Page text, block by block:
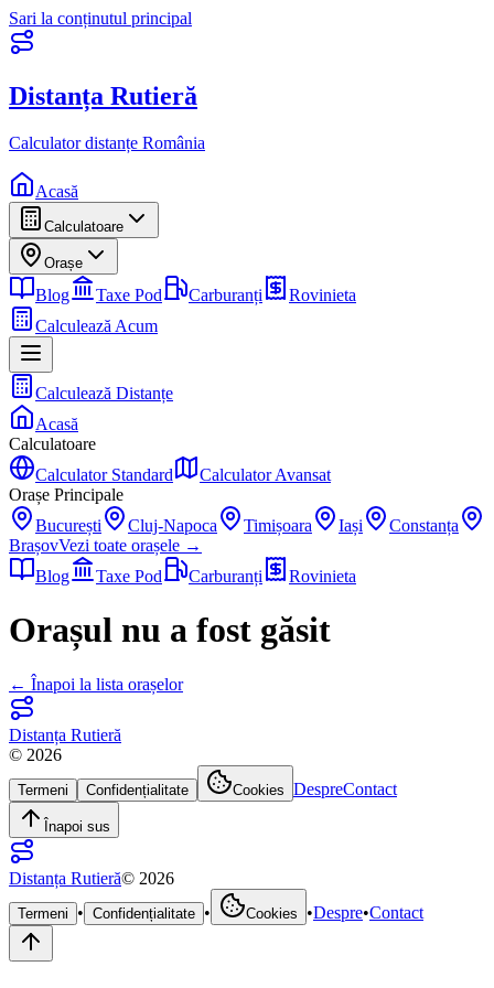
Sari la conținutul principal
Distanța Rutieră
Calculator distanțe România
Acasă
Calculatoare
Orașe
Blog Taxe Pod Carburanți
Rovinieta
Calculează Acum
Calculează Distanțe
Acasă
Calculatoare
Calculator Standard
Calculator Avansat
Orașe Principale
București
Cluj-Napoca Timișoara Iași
Constanța
BrașovVezi toate orașele →
Blog
Taxe Pod Carburanți Rovinieta
Orașul nu a fost găsit
← Înapoi la lista orașelor
Distanța Rutieră
© 2026
Termeni Confidențialitate Cookies DespreContact
Înapoi sus
Distanța Rutieră© 2026
Termeni • Confidențialitate • Cookies •Despre•Contact